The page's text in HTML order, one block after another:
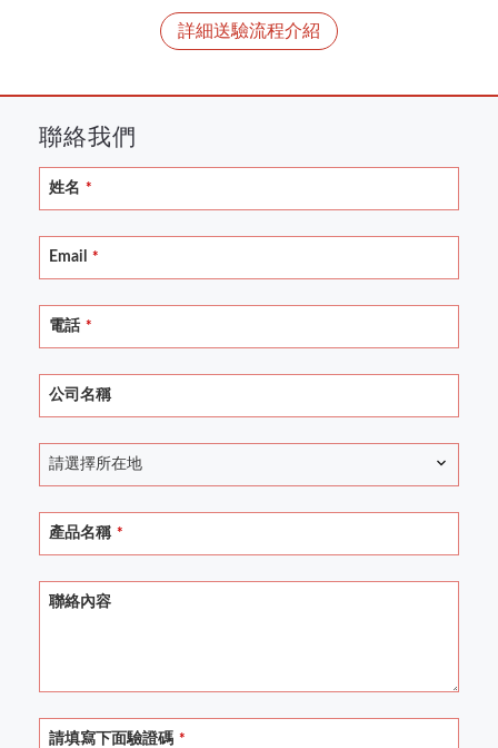
詳細送驗流程介紹
聯絡我們
姓名 *
Email *
電話 *
公司名稱
請選擇所在地
Contact
Email
*
產品名稱 *
聯絡內容
請填寫下面驗證碼 *